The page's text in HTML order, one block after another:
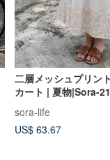
二層メッシュプリン
カート | 夏物|Sora-
sora-life
US$ 63.67